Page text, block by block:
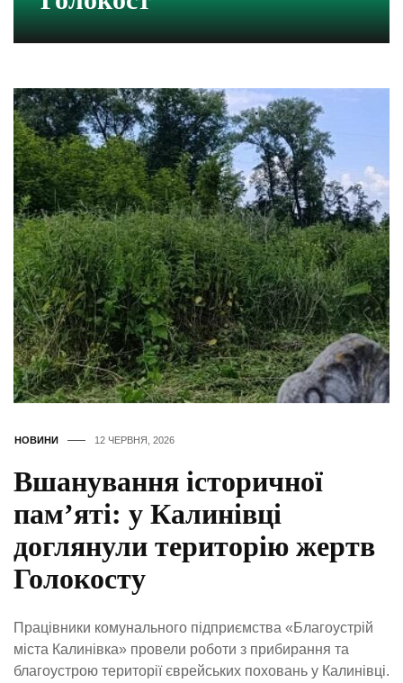
НОВИНИ 12 ЧЕРВНЯ, 2026
Вшанування історичної
пам’яті: у Калинівці
доглянули територію жертв
Голокосту
Працівники комунального підприємства «Благоустрій
міста Калинівка» провели роботи з прибирання та
благоустрою території єврейських поховань у Калинівці.